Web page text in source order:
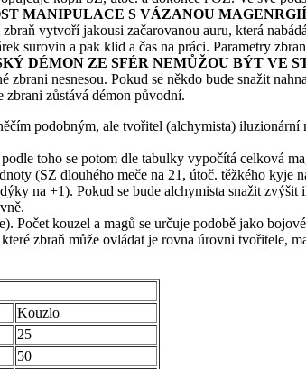
MANIPULACE S VÁZANOU
vytvoří jakousi začarovanou auru, která
surovin a pak klid a čas na práci. Parametry
DÉMON ZE SFÉR NEMŮŽOU BÝT VE
nesnesou. Pokud se někdo bude snažit
zbrani zůstává démon původní.
podobným, ale tvořitel (alchymista)
podle toho se potom dle tabulky vypočítá celková
(SZ dlouhého meče na 21, útoč. těžkého
na +1). Pokud se bude alchymista snažit
kouzel a magů se určuje podobě jako
zbraň může ovládat je rovna úrovni tvořitele,
Kouzlo
25
50